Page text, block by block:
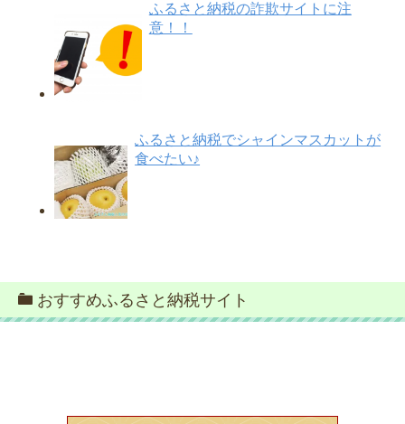
ふるさと納税の詐欺サイトに注
意！！
ふるさと納税でシャインマスカットが
食べたい♪
おすすめふるさと納税サイト